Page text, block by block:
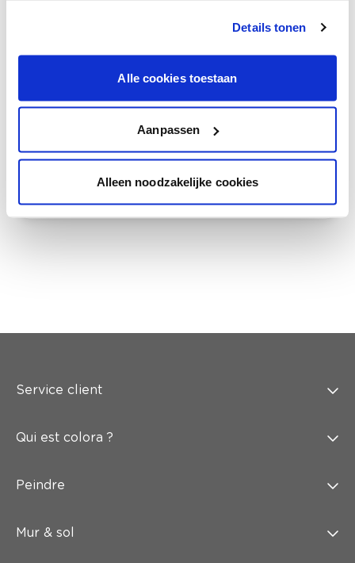
Details tonen
Alle cookies toestaan
Aanpassen
Alleen noodzakelijke cookies
Faites le tour de vos pièces avec l'expert
Obtenez un conseil couleur en fonction de
l'éclairage et de votre mobilier.
Service client
Qui est colora ?
Peindre
Mur & sol